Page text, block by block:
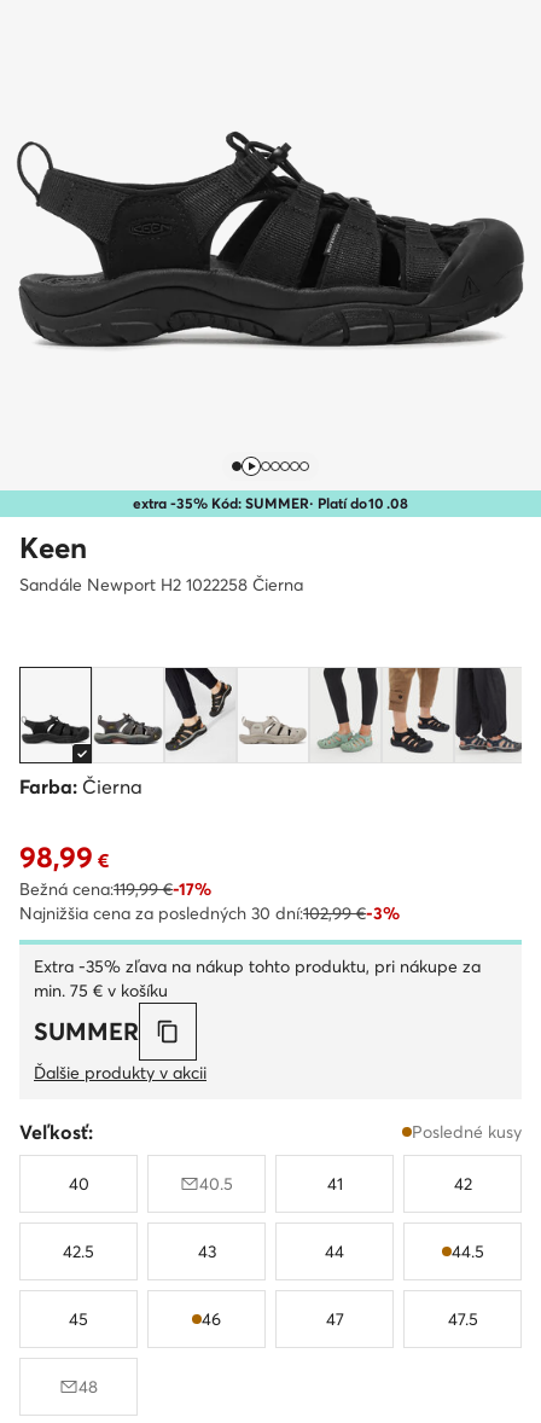
extra -35% Kód: SUMMER· Platí do10 .08
Keen
Sandále Newport H2 1022258 Čierna
Farba: Čierna
Aktuálna cena 98,99 €
98,99 €
Bežná cena:119,99 €-17%
Najnižšia cena za posledných 30 dní:102,99 €-3%
Extra -35% zľava na nákup tohto produktu, pri nákupe za
min. 75 € v košíku
SUMMER
Ďalšie produkty v akcii
Veľkosť: Posledné kusy
40 40.5 41 42
42.5 43 44 44.5
45 46 47 47.5
48